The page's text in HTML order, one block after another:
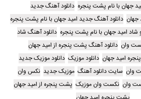
جهان با نام پشت پنجره دانلود آهنگ جدید
جهان دانلود آهنگ جدید امید جهان با نام پشت پنجره
امید جهان با نام پشت پنجره دانلود آهنگ شاد
وان دانلود آهنگ پشت پنجره از امید جهان
امید جهان دانلود موزیک دانلود موزیک جدید
وان سایت دانلود آهنگ موزیک جدید نکس وان
وان نکست وان موزیک پشت پنجره از امید جهان